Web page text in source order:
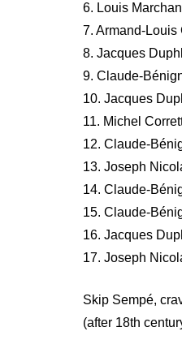
6. Louis
7. Armand-Louis
8. Jacques
9. Claude-
10. Jacques
11. Michel
12. Claude-
13. Joseph
14. Claude-
15. Claude-
16. Jacques
17. Joseph
Skip Sempé,
(after 18th